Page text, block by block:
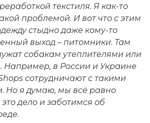
текстиля. Я как-то
проблемой. И вот что с этим
стыдно даже кому-то
выход – питомники. Там
собакам утеплителями или
Например, в России и Украине
сотрудничают с такими
Но я думаю, мы всё равно
дело и заботимся об